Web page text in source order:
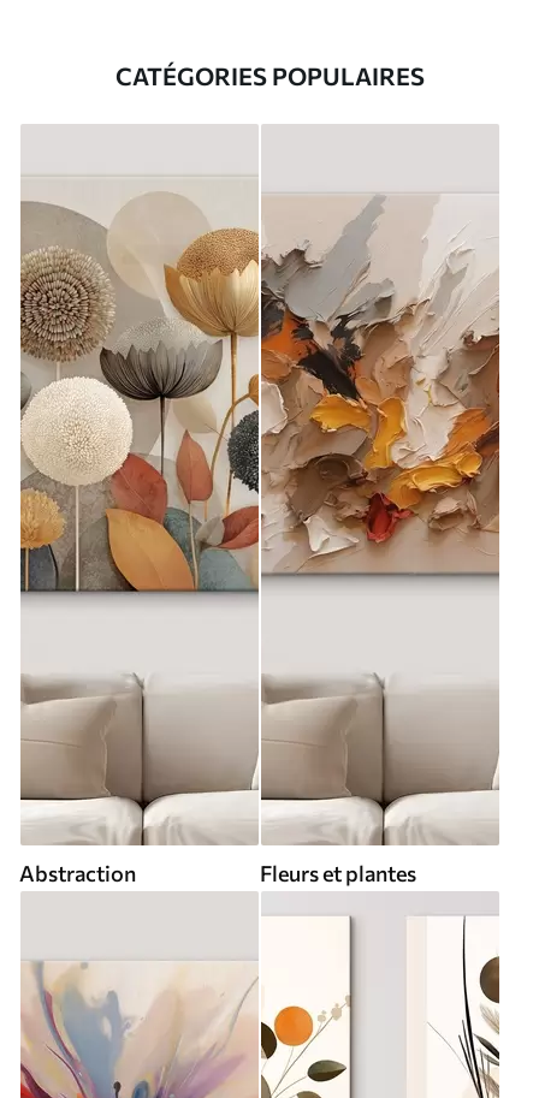
CATÉGORIES POPULAIRES
Abstraction Fleurs et plantes